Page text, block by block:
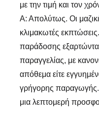
με την τιμή και τον
Α: Απολύτως. Οι
κλιμακωτές
παράδοσης
παραγγελίας, με
απόθεμα είτε
γρήγορης παραγωγής.
μια λεπτομερή